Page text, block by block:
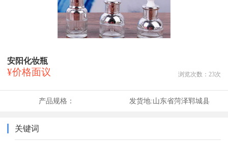
安阳化妆瓶
¥价格面议 浏览次数： 23次
产品规格： 发货地:山东省菏泽郓城县
关键词